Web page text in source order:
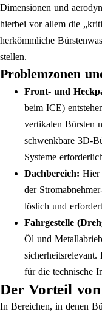
Dimensionen und
hierbei vor allem die
herkömmliche
stellen.
Problemzonen
Front- und
beim ICE)
vertikalen Bürsten
schwenkbare 3D-
Systeme
Dachbereich: Hier
der
löslich und
Fahrgestelle
Öl und
sicherheitsrelevant.
für die technische
Der Vorteil
In Bereichen, in denen